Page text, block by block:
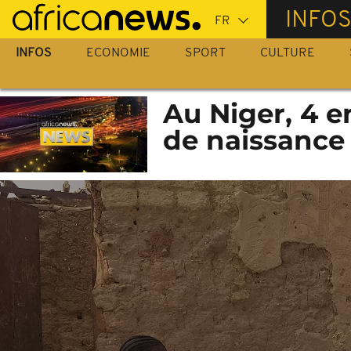
Passer
au
contenu
INFOS
INFOS ECONOMIE SPORT CULTURE
Au Niger, 4
de naissance